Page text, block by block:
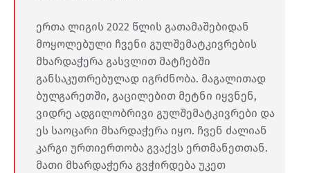
ერთა ლიგის 2022 წლის გათამაშებიდან
მოყოლებული ჩვენი გულშემატკივრების
მხარდაჭერა გასვლით მატჩებში
განსაკუთრებულად იგრძნობა. მაგალითად
ბულგარეთში, გაცილებით მეტნი იყვნენ,
ვიდრე ადგილობრივი გულშემატკივრები და
ეს საოცარი მხარდაჭერა იყო. ჩვენ ძალიან
კარგი ურთიერთობა გვაქვს ერთმანეთთან.
მათი მხარდაჭერა გვჭირდება უკეთ